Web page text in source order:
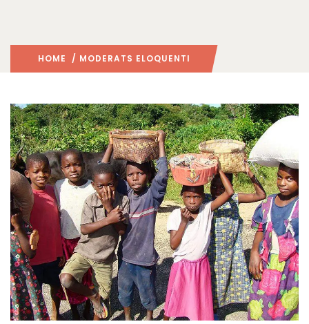
HOME / MODERATS ELOQUENTI